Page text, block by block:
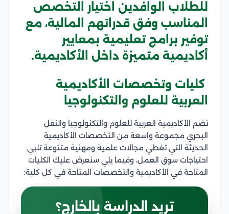
للطلاب الوافدين اختيار التخصص
المناسب وفق قدراتهم المالية، مع
توفير برامج تعليمية بمعايير
أكاديمية متميزة داخل الأكاديمية.
كليات وتخصصات الأكاديمية
العربية للعلوم والتكنولوجيا
تضم الأكاديمية العربية للعلوم والتكنولوجيا والنقل
البحري مجموعة واسعة من التخصصات الأكاديمية
الحديثة التي تغطي مجالات علمية ومهنية متنوعة تلبي
احتياجات سوق العمل، وفيما يلي سنعرض عليك الكليات
المتاحة في الأكاديمية والتخصصات المتاحة في كل كلية:
تريد الدراسة بالخارج؟